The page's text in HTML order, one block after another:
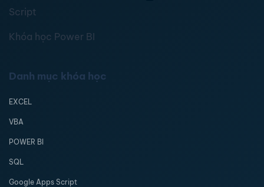
Script
Khóa học Power BI
Danh mục khóa học
EXCEL
VBA
POWER BI
SQL
Google Apps Script